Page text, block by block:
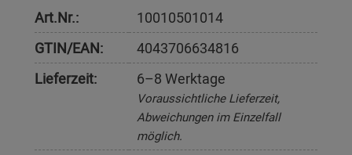
Art.Nr.:
10010501014
GTIN/EAN:
4043706634816
Lieferzeit:
6–8 Werktage
Voraussichtliche Lieferzeit,
Abweichungen im Einzelfall
möglich.